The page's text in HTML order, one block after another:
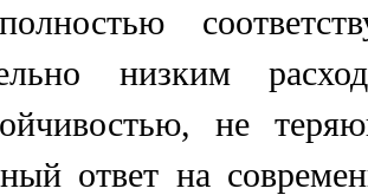
низким
не
ответ на